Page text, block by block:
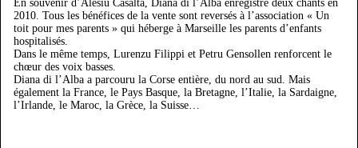
En souvenir d’Alesiu Casalta, Diana di l’Alba enregistre deux chants en
2010. Tous les bénéfices de la vente sont reversés à l’association « Un
toit pour mes parents » qui héberge à Marseille les parents d’enfants
hospitalisés.
Dans le même temps, Lurenzu Filippi et Petru Gensollen renforcent le
chœur des voix basses.
Diana di l’Alba a parcouru la Corse entière, du nord au sud. Mais
également la France, le Pays Basque, la Bretagne, l’Italie, la Sardaigne,
l’Irlande, le Maroc, la Grèce, la Suisse…